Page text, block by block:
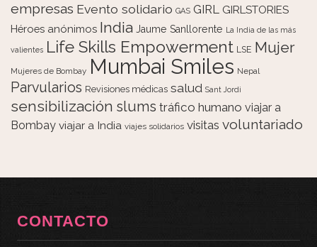
empresas Evento solidario GAS GIRL GIRLSTORIES
Héroes anónimos India Jaume Sanllorente La India de las más
valientes Life Skills Empowerment LSE Mujer
Mujeres de Bombay Mumbai Smiles Nepal
Parvularios Revisiones médicas salud Sant Jordi
sensibilización slums tráfico humano viajar a
Bombay viajar a India viajes solidarios visitas voluntariado
CONTACTO